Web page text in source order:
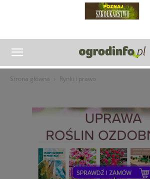
Strona główna Rynki i prawo